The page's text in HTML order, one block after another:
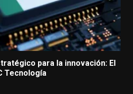
para la innovación: El
Tecnología